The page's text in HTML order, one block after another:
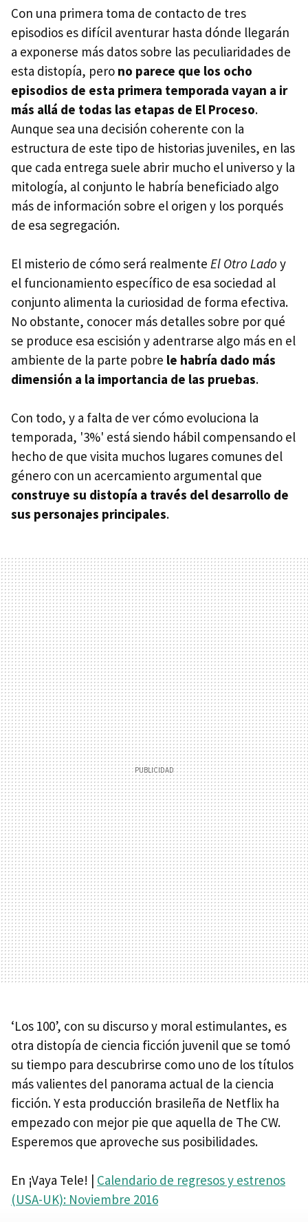
Con una primera toma de contacto de tres
episodios es difícil aventurar hasta dónde llegarán
a exponerse más datos sobre las peculiaridades de
esta distopía, pero no parece que los ocho
episodios de esta primera temporada vayan a ir
más allá de todas las etapas de El Proceso.
Aunque sea una decisión coherente con la
estructura de este tipo de historias juveniles, en las
que cada entrega suele abrir mucho el universo y la
mitología, al conjunto le habría beneficiado algo
más de información sobre el origen y los porqués
de esa segregación.
El misterio de cómo será realmente El Otro Lado y
el funcionamiento específico de esa sociedad al
conjunto alimenta la curiosidad de forma efectiva.
No obstante, conocer más detalles sobre por qué
se produce esa escisión y adentrarse algo más en el
ambiente de la parte pobre le habría dado más
dimensión a la importancia de las pruebas.
Con todo, y a falta de ver cómo evoluciona la
temporada, '3%' está siendo hábil compensando el
hecho de que visita muchos lugares comunes del
género con un acercamiento argumental que
construye su distopía a través del desarrollo de
sus personajes principales.
‘Los 100’, con su discurso y moral estimulantes, es
otra distopía de ciencia ficción juvenil que se tomó
su tiempo para descubrirse como uno de los títulos
más valientes del panorama actual de la ciencia
ficción. Y esta producción brasileña de Netflix ha
empezado con mejor pie que aquella de The CW.
Esperemos que aproveche sus posibilidades.
En ¡Vaya Tele! | Calendario de regresos y estrenos
(USA-UK): Noviembre 2016